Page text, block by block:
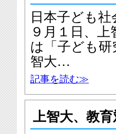
日本子ども
９月１日、
は「子ども
智大…
記事を読む≫
上智大、教